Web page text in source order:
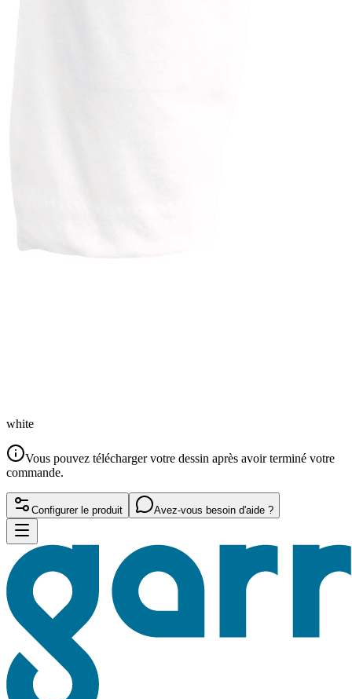
white
Vous pouvez télécharger votre dessin après avoir terminé votre
commande.
Configurer le produit Avez-vous besoin d'aide ?